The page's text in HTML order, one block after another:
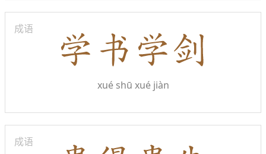
成语
xué shū xué jiàn
成语